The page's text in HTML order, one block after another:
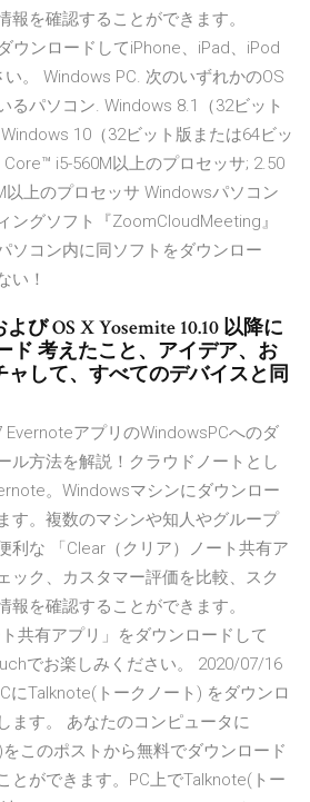
報を確認することができます。
ウンロードしてiPhone、iPad、iPod
。 Windows PC. 次のいずれかのOS
るパソコン. Windows 8.1（32ビット
10（32ビット版または64ビッ
i5-560M以上のプロセッサ; 2.50
以上のプロセッサ Windowsパソコン
ングソフト『ZoomCloudMeeting』
ソコン内に同ソフトをダウンロー
い！
び OS X Yosemite 10.10 以降に
ド 考えたこと、アイデア、お
ャして、すべてのデバイスと同
アプリのWindowsPCへのダ
ル方法を解説！クラウドノートとし
。Windowsマシンにダウンロー
す。複数のマシンや知人やグループ
利な 「Clear（クリア）ノート共有ア
ック、カスタマー評価を比較、スク
報を確認することができます。
共有アプリ」をダウンロードして
でお楽しみください。 2020/07/16
にTalknote(トークノート) をダウンロ
ます。 あなたのコンピュータに
このポストから無料でダウンロード
とができます。PC上でTalknote(トー